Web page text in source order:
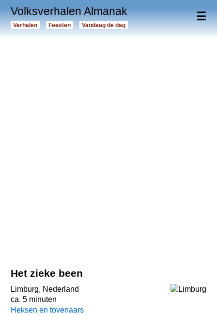
☰
Volksverhalen Almanak
Verhalen Feesten Vandaag de dag
Het zieke been
Limburg, Nederland
ca. 5 minuten
Heksen en tovenaars